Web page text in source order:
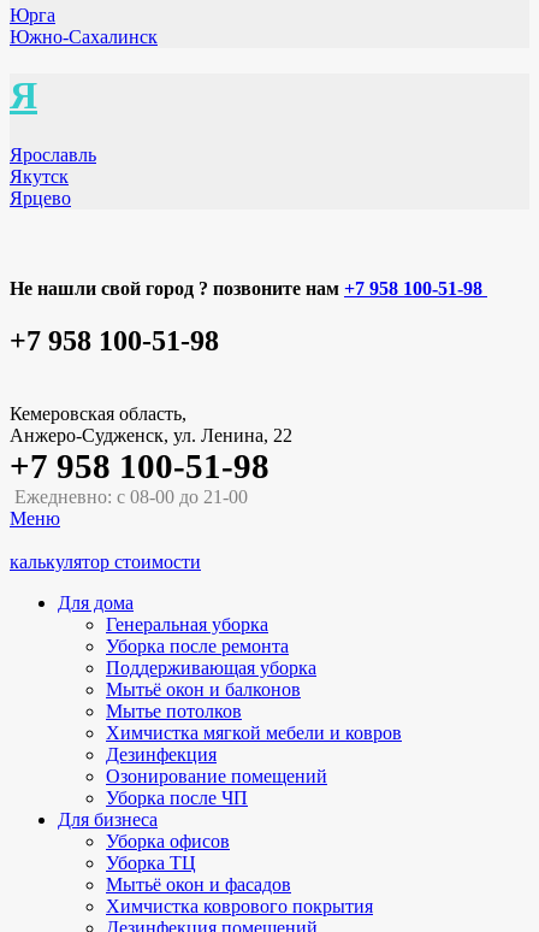
Юрга
Южно-Сахалинск
Я
Ярославль
Якутск
Ярцево
Не нашли свой город ? позвоните нам +7 958 100-51-98
+7 958 100-51-98
Кемеровская область,
Анжеро-Судженск, ул. Ленина, 22
+7 958 100-51-98
Ежедневно: с 08-00 до 21-00
Меню
калькулятор стоимости
Для дома
Генеральная уборка
Уборка после ремонта
Поддерживающая уборка
Мытьё окон и балконов
Мытье потолков
Химчистка мягкой мебели и ковров
Дезинфекция
Озонирование помещений
Уборка после ЧП
Для бизнеса
Уборка офисов
Уборка ТЦ
Мытьё окон и фасадов
Химчистка коврового покрытия
Дезинфекция помещений